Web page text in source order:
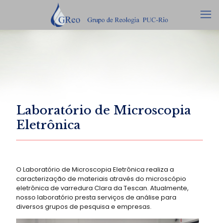
Laboratório de Microscopia
Eletrônica
O Laboratório de Microscopia Eletrônica realiza a
caracterização de materiais através do microscópio
eletrônica de varredura Clara da Tescan. Atualmente,
nosso laboratório presta serviços de análise para
diversos grupos de pesquisa e empresas.